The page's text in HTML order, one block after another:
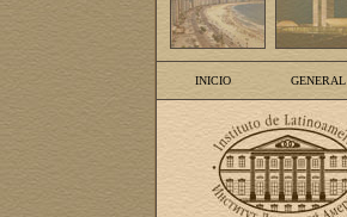
INICIO GENERAL